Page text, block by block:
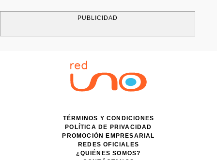
PUBLICIDAD
TÉRMINOS Y CONDICIONES
POLÍTICA DE PRIVACIDAD
PROMOCIÓN EMPRESARIAL
REDES OFICIALES
¿QUIÉNES SOMOS?